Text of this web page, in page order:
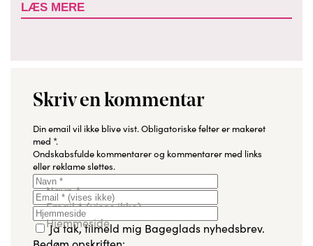
LÆS MERE
Skriv en kommentar
Din email vil ikke blive vist.Obligatoriske felter er makeret
med *.
Ondskabsfulde kommentarer og kommentarer med links
eller reklame slettes.
Navn*
Email*(vises ikke)
Hjemmeside
Ja tak, tilmeld mig Bageglads nyhedsbrev.